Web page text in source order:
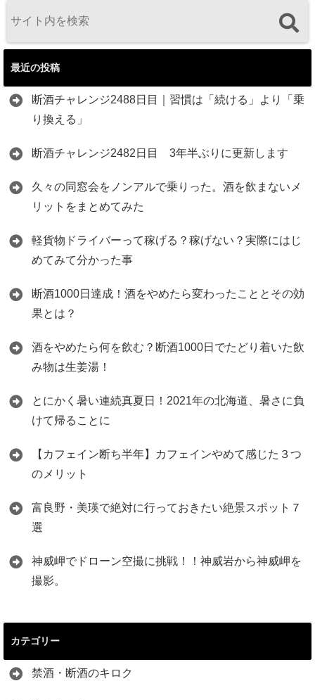
最近の投稿
断酒チャレンジ2488日目｜習慣は「続ける」より「乗
り換える」
断酒チャレンジ2482日目 3年半ぶりに更新します
久々の同窓会をノンアルで乗りった。酒を飲まないメ
リットをまとめてみた
軽貨物ドライバーって稼げる？稼げない？実際にはじ
めてみて分かった事
断酒1000日達成！酒をやめたら変わったこととその効
果とは？
酒をやめたら何を飲む？断酒1000日でたどり着いた飲
み物は生姜湯！
とにかく暑い連続真夏日！2021年の北海道、暑さに負
けて帰ることに
【カフェイン断ち半年】カフェインやめて感じた３つ
のメリット
富良野・美瑛で絶対に行っておきたい絶景スポット７
選
神威岬でドローン空撮に挑戦！！神威岩から神威岬を
撮影。
カテゴリー
禁酒・断酒のキロク